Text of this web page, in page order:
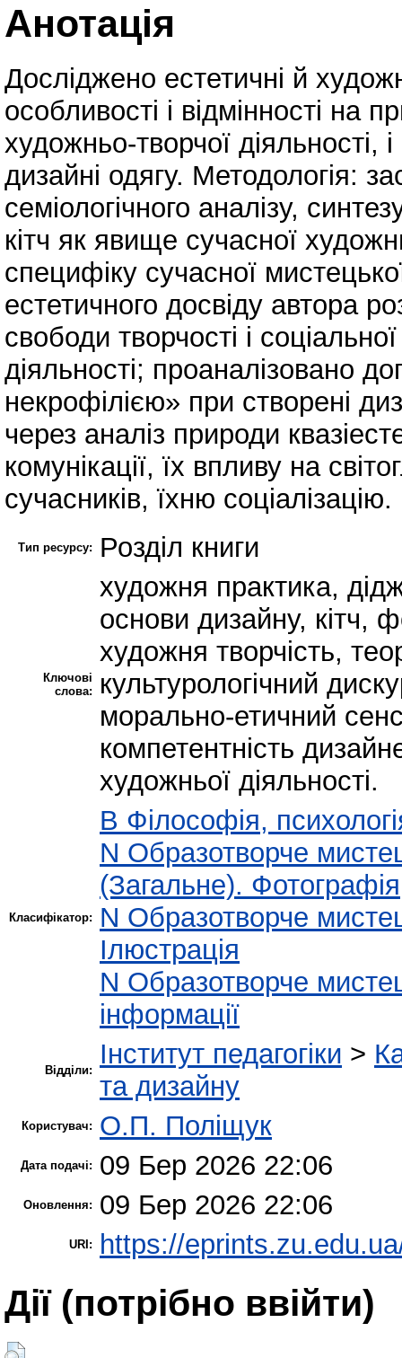
Анотація
Досліджено естетичні й
особливості і відмінності на
художньо-творчої
дизайні одягу. Методологія:
семіологічного аналізу,
кітч як явище сучасної
специфіку сучасної
естетичного досвіду автора
свободи творчості і
діяльності; проаналізовано
некрофілією» при створені
через аналіз природи
комунікації, їх впливу на
сучасників, їхню соціалізацію.
Тип ресурсу: Розділ книги
Ключові
слова:
художня практика,
основи дизайну, кітч,
художня творчість,
культурологічний
морально-етичний
компетентність
художньої діяльності.
Класифікатор:
B Філософія,
N Образотворче
(Загальне). Фотографія
N Образотворче
Ілюстрація
N Образотворче
інформації
Відділи:
Інститут педагогіки >
та дизайну
Користувач: О.П. Поліщук
Дата подачі: 09 Бер 2026 22:06
Оновлення: 09 Бер 2026 22:06
URI: https://
Дії ​​(потрібно ввійти)